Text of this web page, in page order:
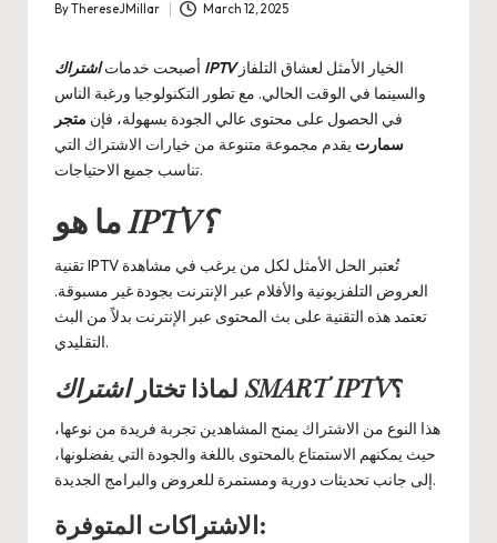
Posted
ByThereseJMillar March 12, 2025
أصبحت خدمات اشتراك IPTVالخيار الأمثل لعشاق التلفاز
والسينما في الوقت الحالي. مع تطور التكنولوجيا ورغبة الناس
في الحصول على محتوى عالي الجودة بسهولة، فإن متجر
سمارت يقدم مجموعة متنوعة من خيارات الاشتراك التي
تناسب جميع الاحتياجات.
ما هو IPTV؟
تقنية IPTV تُعتبر الحل الأمثل لكل من يرغب في مشاهدة
العروض التلفزيونية والأفلام عبر الإنترنت بجودة غير مسبوقة.
تعتمد هذه التقنية على بث المحتوى عبر الإنترنت بدلاً من البث
التقليدي.
لماذا تختار اشتراك SMART IPTV؟
هذا النوع من الاشتراك يمنح المشاهدين تجربة فريدة من نوعها،
حيث يمكنهم الاستمتاع بالمحتوى باللغة والجودة التي يفضلونها،
إلى جانب تحديثات دورية ومستمرة للعروض والبرامج الجديدة.
الاشتراكات المتوفرة: